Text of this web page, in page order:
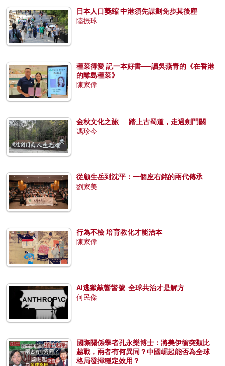
日本人口萎縮 中港須先謀劃免步其後塵
陸振球
種菜得愛 記一本好書──讀吳燕青的《在香港
的離島種菜》
陳家偉
金秋文化之旅──踏上古蜀道，走過劍門關
馮珍今
從顧生岳到沈平：一個座右銘的兩代傳承
劉家美
行為不檢 培育教化才能治本
陳家偉
AI逃獄敲響警號 全球共治才是解方
何民傑
國際關係學者孔永樂博士：將美伊衝突類比
越戰，兩者有何異同？中國崛起能否為全球
格局發揮穩定效用？